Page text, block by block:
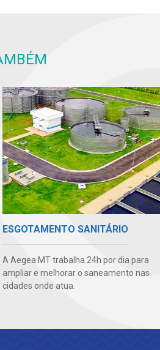
ESGOTAMENTO SANITÁRIO
A Aegea MT trabalha 24h por dia para
ampliar e melhorar o saneamento nas
cidades onde atua.